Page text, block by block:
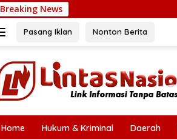
Breaking News
Pasang Iklan Nonton Berita
Home Hukum & Kriminal Daerah